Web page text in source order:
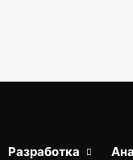
Разработка